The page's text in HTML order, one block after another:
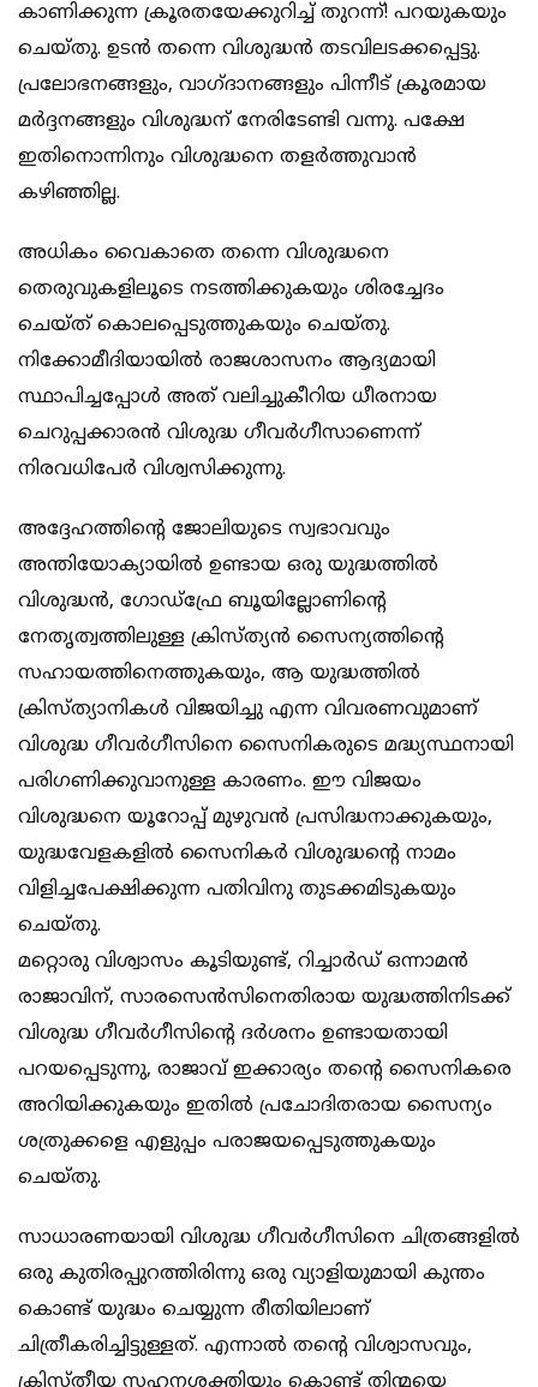
കാണിക്കുന്ന ക്രൂരതയേക്കുറിച്ച് തുറന്ന്! പറയുകയും
ചെയ്തു. ഉടന്‍ തന്നെ വിശുദ്ധന്‍ തടവിലടക്കപ്പെട്ടു.
പ്രലോഭനങ്ങളും, വാഗ്ദാനങ്ങളും പിന്നീട് ക്രൂരമായ
മര്‍ദ്ദനങ്ങളും വിശുദ്ധന് നേരിടേണ്ടി വന്നു. പക്ഷേ
ഇതിനൊന്നിനും വിശുദ്ധനെ തളര്‍ത്തുവാന്‍
കഴിഞ്ഞില്ല.
അധികം വൈകാതെ തന്നെ വിശുദ്ധനെ
തെരുവുകളിലൂടെ നടത്തിക്കുകയും ശിരച്ചേദം
ചെയ്ത് കൊലപ്പെടുത്തുകയും ചെയ്തു.
നിക്കോമീദിയായില്‍ രാജശാസനം ആദ്യമായി
സ്ഥാപിച്ചപ്പോള്‍ അത് വലിച്ചുകീറിയ ധീരനായ
ചെറുപ്പക്കാരന്‍ വിശുദ്ധ ഗീവര്‍ഗീസാണെന്ന്
നിരവധിപേര്‍ വിശ്വസിക്കുന്നു.
അദ്ദേഹത്തിന്റെ ജോലിയുടെ സ്വഭാവവും
അന്തിയോക്യായില്‍ ഉണ്ടായ ഒരു യുദ്ധത്തില്‍
വിശുദ്ധന്‍, ഗോഡ്‌ഫ്രേ ബൂയില്ലോണിന്റെ
നേതൃത്വത്തിലുള്ള ക്രിസ്ത്യന്‍ സൈന്യത്തിന്റെ
സഹായത്തിനെത്തുകയും, ആ യുദ്ധത്തില്‍
ക്രിസ്ത്യാനികള്‍ വിജയിച്ചു എന്ന വിവരണവുമാണ്
വിശുദ്ധ ഗീവര്‍ഗീസിനെ സൈനികരുടെ മദ്ധ്യസ്ഥനായി
പരിഗണിക്കുവാനുള്ള കാരണം. ഈ വിജയം
വിശുദ്ധനെ യൂറോപ്പ് മുഴുവന്‍ പ്രസിദ്ധനാക്കുകയും,
യുദ്ധവേളകളില്‍ സൈനികര്‍ വിശുദ്ധന്റെ നാമം
വിളിച്ചപേക്ഷിക്കുന്ന പതിവിനു തുടക്കമിടുകയും
ചെയ്തു.
മറ്റൊരു വിശ്വാസം കൂടിയുണ്ട്, റിച്ചാര്‍ഡ് ഒന്നാമന്‍
രാജാവിന്, സാരസെന്‍സിനെതിരായ യുദ്ധത്തിനിടക്ക്
വിശുദ്ധ ഗീവര്‍ഗീസിന്റെ ദര്‍ശനം ഉണ്ടായതായി
പറയപ്പെടുന്നു, രാജാവ് ഇക്കാര്യം തന്റെ സൈനികരെ
അറിയിക്കുകയും ഇതില്‍ പ്രചോദിതരായ സൈന്യം
ശത്രുക്കളെ എളുപ്പം പരാജയപ്പെടുത്തുകയും
ചെയ്തു.
സാധാരണയായി വിശുദ്ധ ഗീവര്‍ഗീസിനെ ചിത്രങ്ങളില്‍
ഒരു കുതിരപ്പുറത്തിരിന്നു ഒരു വ്യാളിയുമായി കുന്തം
കൊണ്ട് യുദ്ധം ചെയ്യുന്ന രീതിയിലാണ്
ചിത്രീകരിച്ചിട്ടുള്ളത്. എന്നാല്‍ തന്റെ വിശ്വാസവും,